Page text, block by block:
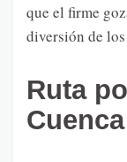
que el firme
diversión de los
Ruta